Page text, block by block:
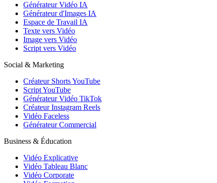
Générateur Vidéo IA
Générateur d'Images IA
Espace de Travail IA
Texte vers Vidéo
Image vers Vidéo
Script vers Vidéo
Social & Marketing
Créateur Shorts YouTube
Script YouTube
Générateur Vidéo TikTok
Créateur Instagram Reels
Vidéo Faceless
Générateur Commercial
Business & Éducation
Vidéo Explicative
Vidéo Tableau Blanc
Vidéo Corporate